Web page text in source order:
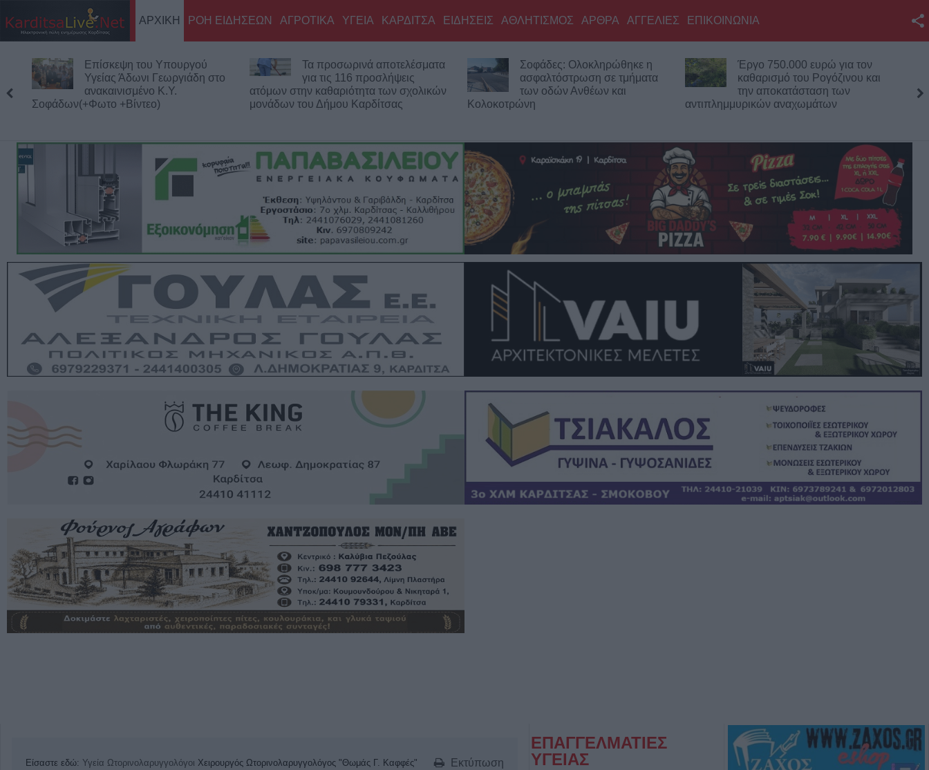
Twitter
YouTube
Επικοινωνία με το
KarditsaLive.Net
ΑΡΧΙΚΗ ΡΟΗ ΕΙΔΗΣΕΩΝ ΑΓΡΟΤΙΚΑ ΥΓΕΙΑ ΚΑΡΔΙΤΣΑ ΕΙΔΗΣΕΙΣ ΑΘΛΗΤΙΣΜΟΣ ΑΡΘΡΑ ΑΓΓΕΛΙΕΣ ΕΠΙΚΟΙΝΩΝΙΑ
Τα προσωρινά αποτελέσματα
για τις 116 προσλήψεις
ατόμων στην καθαριότητα των σχολικών
μονάδων του Δήμου Καρδίτσας
Σοφάδες: Ολοκληρώθηκε η
ασφαλτόστρωση σε τμήματα
των οδών Ανθέων και
Κολοκοτρώνη
Έργο 750.000 ευρώ για τον
καθαρισμό του Ρογόζινου και
την αποκατάσταση των
αντιπλημμυρικών αναχωμάτων
Στη Χαλ με 20 εκατ. ευρώ ο
Κωνσταντής Τζολάκης!
Εκτύπωση
Είσαστε εδώ: Υγεία Ωτορινολαρυγγολόγοι Χειρουργός Ωτορινολαρυγγολόγος "Θωμάς Γ. Καφφές"
ΕΠΑΓΓΕΛΜΑΤΙΕΣ
ΥΓΕΙΑΣ